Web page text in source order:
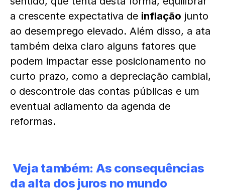
a crescente expectativa de inflação junto
ao desemprego elevado. Além disso, a ata
também deixa claro alguns fatores que
podem impactar esse posicionamento no
curto prazo, como a depreciação cambial,
o descontrole das contas públicas e um
eventual adiamento da agenda de
reformas.
Veja também: As consequências
da alta dos juros no mundo